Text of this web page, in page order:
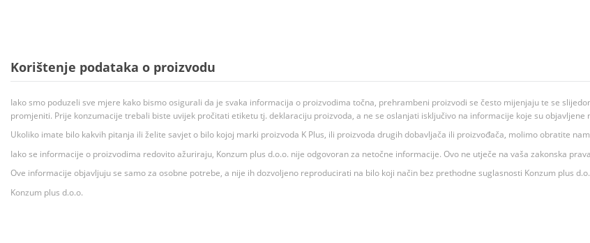
Korištenje podataka o proizvodu
Iako smo poduzeli sve mjere kako bismo osigurali da je svaka informacija o proizvodima točna, prehrambeni proizvodi se često mijenjaju te se
promjeniti. Prije konzumacije trebali biste uvijek pročitati etiketu tj. deklaraciju proizvoda, a ne se oslanjati isključivo na informacije koje su objavljene
Ukoliko imate bilo kakvih pitanja ili želite savjet o bilo kojoj marki proizvoda K Plus, ili proizvoda drugih dobavljača ili proizvođača, molimo obratite
Iako se informacije o proizvodima redovito ažuriraju, Konzum plus d.o.o. nije odgovoran za netočne informacije. Ovo ne utječe na vaša zakonska
Ove informacije objavljuju se samo za osobne potrebe, a nije ih dozvoljeno reproducirati na bilo koji način bez prethodne suglasnosti Konzum plus
Konzum plus d.o.o.